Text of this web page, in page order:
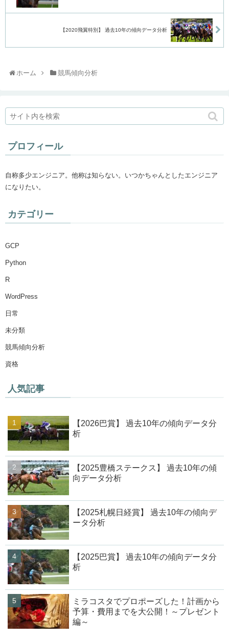
【2020飛翼特別】 過去10年の傾向データ分析
ホーム 競馬傾向分析
プロフィール
自称多少エンジニア。他称は知らない。いつかちゃんとしたエンジニア
になりたい。
カテゴリー
GCP
Python
R
WordPress
日常
未分類
競馬傾向分析
資格
人気記事
【2026巴賞】 過去10年の傾向データ分
析
【2025豊橋ステークス】 過去10年の傾
向データ分析
【2025札幌日経賞】 過去10年の傾向デ
ータ分析
【2025巴賞】 過去10年の傾向データ分
析
ミラコスタでプロポーズした！計画から
予算・費用までを大公開！～プレゼント
編～